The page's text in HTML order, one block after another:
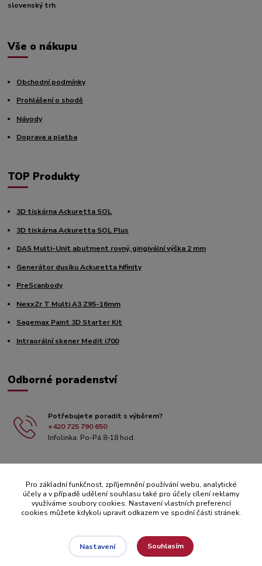
slovenský trh
Vše o nákupu
Obchodní podmínky
Prohlášení o shodě
Návody
Doprava a platba
TOP Produkty
3D tiskárna Ackuretta SOL
3D tiskárna Ackuretta SOL Plus
DAS Multi-Unit abutment rovný, gingivální výška 2 mm
Generátor dusíku Ackuretta Nfinity
PreScanbody
NexxZr T Multi A3 Z95-16mm
Sagemax Paint 3D Starter Kit
Intraorální skener Medit i700
Odborné poradenství
Potřebujete poradit s výběrem?
+420 725 790 650
Infolinka: Po-Pá 8-18 hod.
Pro základní funkčnost, zpříjemnění používání webu, analytické
účely a v případě udělení souhlasu také pro účely cílení reklamy
využíváme soubory cookies. Nastavení vlastních preferencí
cookies můžete kdykoli upravit odkazem ve spodní části stránek.
Nastavení Souhlasím